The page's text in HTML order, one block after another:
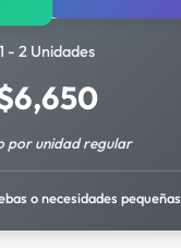
1 - 2 Unidades
6,650
por unidad regular
o necesidades pequeñas